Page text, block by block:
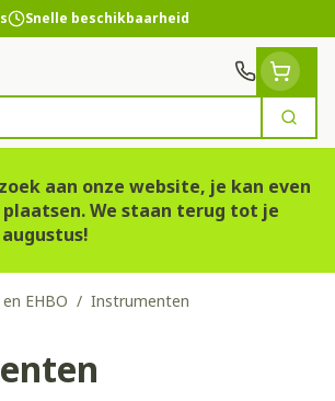
Snelle beschikbaarheid
Zoek
aan onze website, je kan even
We staan terug tot je
EHBO / Instrumenten